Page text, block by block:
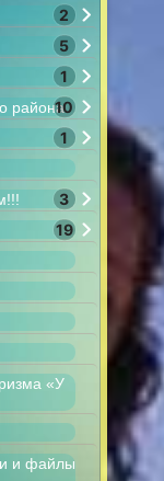
2
5
1
района10
1
3
19
«У
и файлы